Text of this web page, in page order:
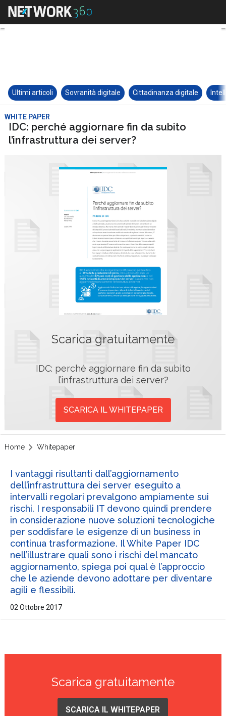
Ultimi articoli Sovranità digitale Cittadinanza digitale
WHITE PAPER
IDC: perché aggiornare fin da subito
l’infrastruttura dei server?
Scarica gratuitamente
IDC: perché aggiornare fin da subito
l’infrastruttura dei server?
SCARICA IL WHITEPAPER
Home Whitepaper
I vantaggi risultanti dall’aggiornamento
dell’infrastruttura dei server eseguito a
intervalli regolari prevalgono ampiamente sui
rischi. I responsabili IT devono quindi prendere
in considerazione nuove soluzioni tecnologiche
per soddisfare le esigenze di un business in
continua trasformazione. Il White Paper IDC
nell’illustrare quali sono i rischi del mancato
aggiornamento, spiega poi qual è l’approccio
che le aziende devono adottare per diventare
agili e flessibili.
02 Ottobre 2017
Scarica gratuitamente
SCARICA IL WHITEPAPER